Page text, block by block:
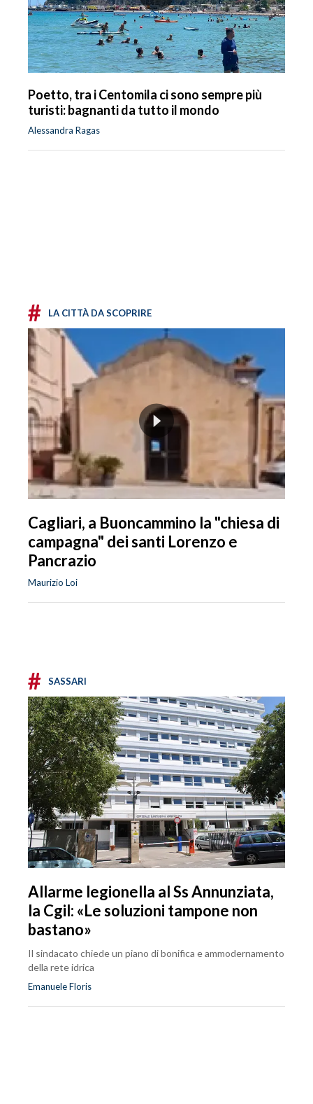
Poetto, tra i Centomila ci sono sempre più
turisti: bagnanti da tutto il mondo
Alessandra Ragas
# LA CITTÀ DA SCOPRIRE
Cagliari, a Buoncammino la "chiesa di
campagna" dei santi Lorenzo e
Pancrazio
Maurizio Loi
# SASSARI
Allarme legionella al Ss Annunziata,
la Cgil: «Le soluzioni tampone non
bastano»
Il sindacato chiede un piano di bonifica e ammodernamento
della rete idrica
Emanuele Floris